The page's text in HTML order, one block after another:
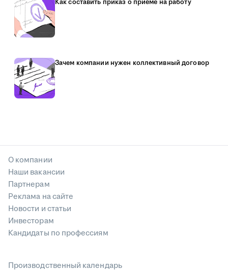
Как составить приказ о приёме на работу
Зачем компании нужен коллективный договор
О компании
Наши вакансии
Партнерам
Реклама на сайте
Новости и статьи
Инвесторам
Кандидаты по профессиям
Производственный календарь